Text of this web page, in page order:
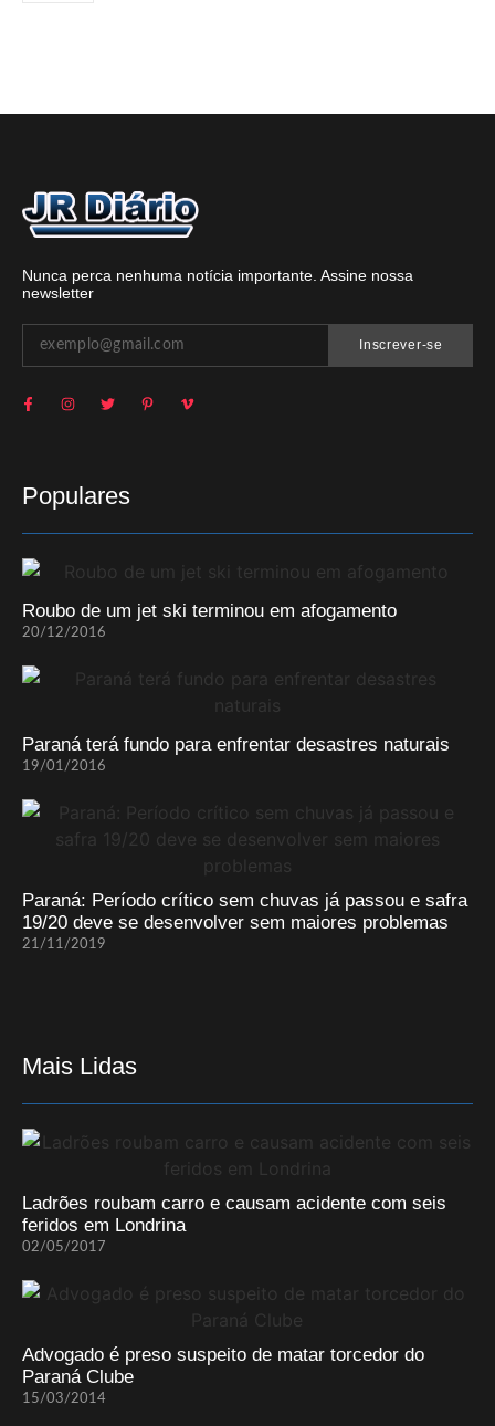
Nunca perca nenhuma notícia importante. Assine nossa
newsletter
Inscrever-se
Populares
Roubo de um jet ski terminou em afogamento
20/12/2016
Paraná terá fundo para enfrentar desastres naturais
19/01/2016
Paraná: Período crítico sem chuvas já passou e safra
19/20 deve se desenvolver sem maiores problemas
21/11/2019
Mais Lidas
Ladrões roubam carro e causam acidente com seis
feridos em Londrina
02/05/2017
Advogado é preso suspeito de matar torcedor do
Paraná Clube
15/03/2014